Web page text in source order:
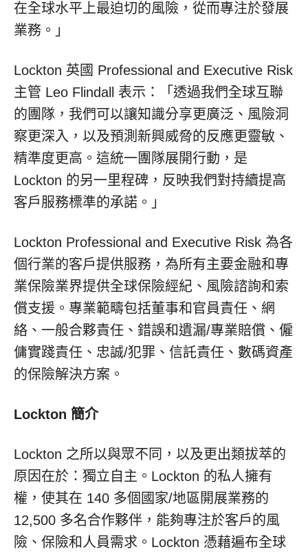
在全球水平上最迫切的風險，從而專注於發展
業務。」
Lockton 英國 Professional and Executive Risk
主管 Leo Flindall
表示：「透過我們全球互聯
的團隊，我們可以讓知識分享更廣泛、風險洞
察更深入，以及預測新興威脅的反應更靈敏、
精準度更高。這統一團隊展開行動，是
Lockton 的另一里程碑，反映我們對持續提高
客戶服務標準的承諾。」
Lockton Professional and Executive Risk 為各
個行業的客戶提供服務，為所有主要金融和專
業保險業界提供全球保險經紀、風險諮詢和索
償支援。專業範疇包括董事和官員責任、網
絡、一般合夥責任、錯誤和遺漏/專業賠償、僱
傭實踐責任、忠誠/犯罪、信託責任、數碼資產
的保險解決方案。
Lockton 簡介
Lockton 之所以與眾不同，以及更出類拔萃的
原因在於：獨立自主。Lockton 的私人擁有
權，使其在 140 多個國家/地區開展業務的
12,500 多名合作夥伴，能夠專注於客戶的風
險、保險和人員需求。Lockton 憑藉遍布全球